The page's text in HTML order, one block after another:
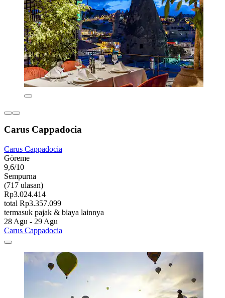
Carus Cappadocia
Carus Cappadocia
Göreme
9,6/10
Sempurna
(717 ulasan)
Rp3.024.414
total Rp3.357.099
termasuk pajak & biaya lainnya
28 Agu - 29 Agu
Carus Cappadocia